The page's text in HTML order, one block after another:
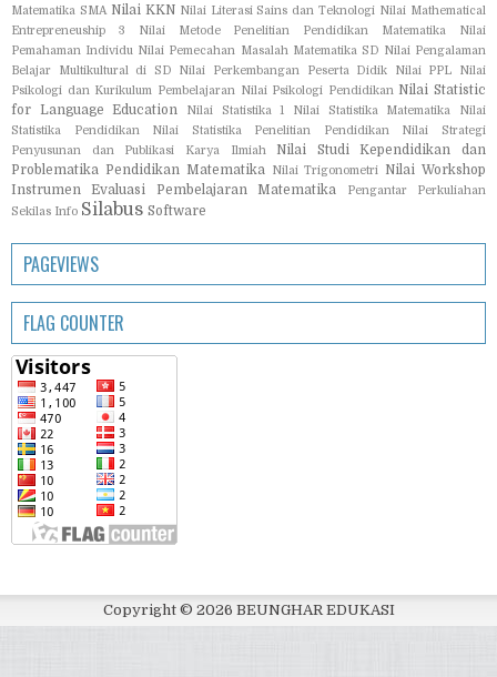
Matematika SMA Nilai KKN Nilai Literasi Sains dan Teknologi Nilai Mathematical
Entrepreneuship 3
Nilai Metode Penelitian Pendidikan Matematika
Nilai
Pemahaman Individu Nilai Pemecahan Masalah Matematika SD Nilai Pengalaman
Belajar Multikultural di SD
Nilai Perkembangan Peserta Didik Nilai PPL
Nilai
Psikologi dan Kurikulum Pembelajaran
Nilai Psikologi Pendidikan Nilai Statistic
for Language Education
Nilai Statistika 1 Nilai Statistika Matematika
Nilai
Statistika Pendidikan
Nilai Statistika Penelitian Pendidikan
Nilai Strategi
Penyusunan dan Publikasi Karya Ilmiah
Nilai Studi Kependidikan dan
Problematika Pendidikan Matematika
Nilai Trigonometri
Nilai Workshop
Instrumen Evaluasi Pembelajaran Matematika
Pengantar Perkuliahan
Sekilas Info Silabus Software
PAGEVIEWS
FLAG COUNTER
Copyright © 2026 BEUNGHAR EDUKASI